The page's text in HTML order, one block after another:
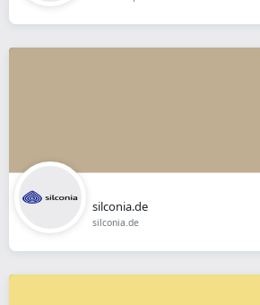
silconia.de
silconia.de